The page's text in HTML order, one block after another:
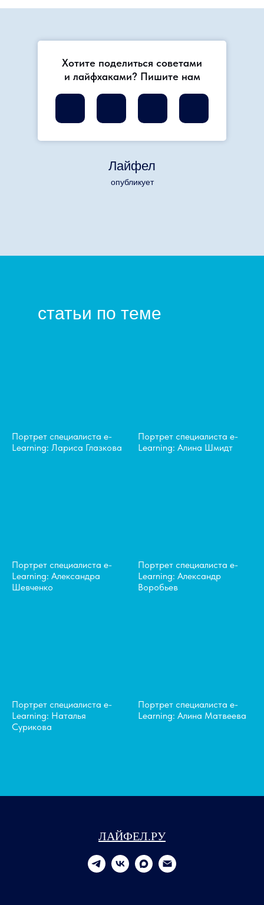
Хотите поделиться советами
и лайфхаками? Пишите нам
Лайфел
опубликует
статьи по теме
Портрет специалиста e-
Learning: Лариса Глазкова
Портрет специалиста e-
Learning: Алина Шмидт
Портрет специалиста e-
Learning: Александра
Шевченко
Портрет специалиста e-
Learning: Александр
Воробьев
Портрет специалиста e-
Learning: Наталья
Сурикова
Портрет специалиста e-
Learning: Алина Матвеева
ЛАЙФЕЛ.РУ